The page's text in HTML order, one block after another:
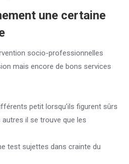
une certaine
socio-professionnelles
mais encore de bons services
petit lorsqu’ils figurent sûrs
il se trouve que les
test sujettes dans crainte du